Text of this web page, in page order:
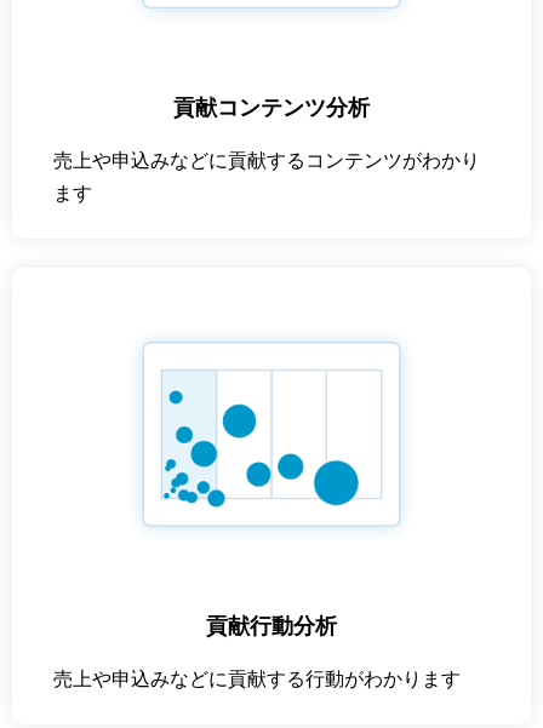
貢献行動分析
売上や申込みなどに貢献する行動がわかります
貢献コンテンツ分析
売上や申込みなどに貢献するコンテンツがわかり
ます